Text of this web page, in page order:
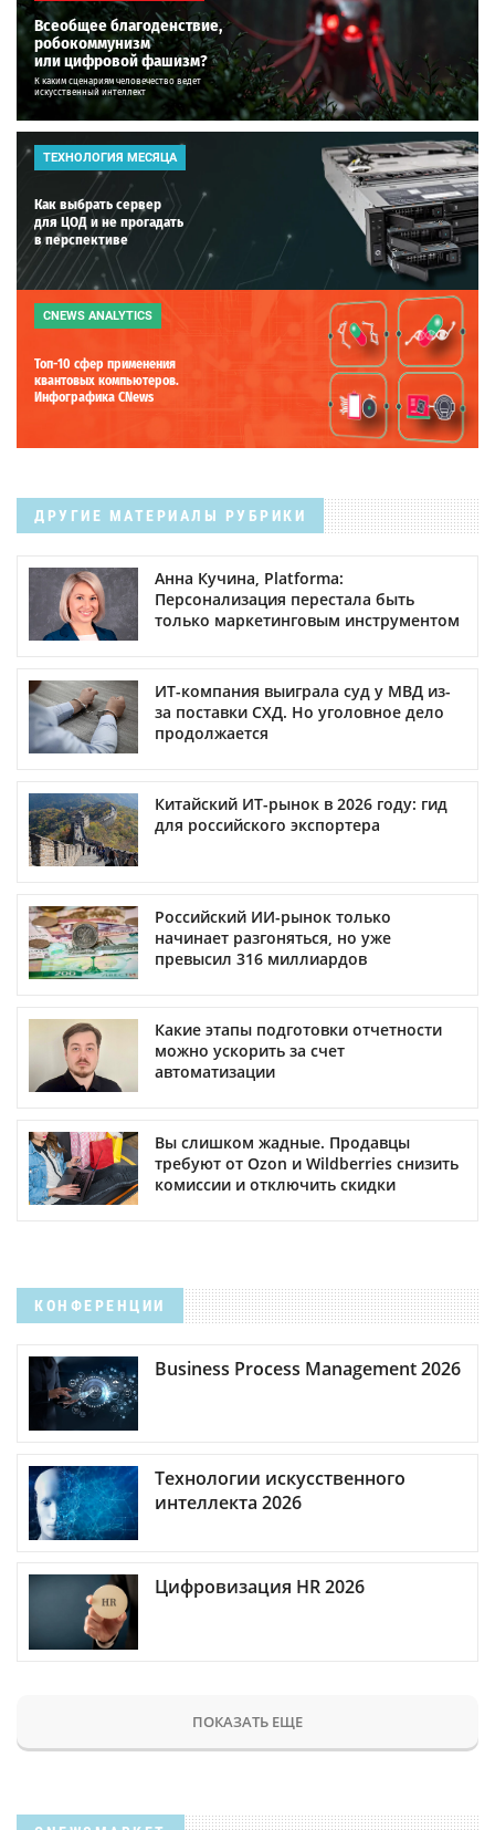
Всеобщее благоденствие,
робокоммунизм
или цифровой фашизм?
К каким сценариям человечество ведет
искусственный интеллект
ТЕХНОЛОГИЯ МЕСЯЦА
Как выбрать сервер
для ЦОД и не прогадать
в перспективе
CNEWS ANALYTICS
Топ-10 сфер применения
квантовых компьютеров.
Инфографика CNews
ДРУГИЕ МАТЕРИАЛЫ РУБРИКИ
Анна Кучина, Platforma:
Персонализация перестала быть
только маркетинговым инструментом
ИТ-компания выиграла суд у МВД из-
за поставки СХД. Но уголовное дело
продолжается
Китайский ИТ-рынок в 2026 году: гид
для российского экспортера
Российский ИИ-рынок только
начинает разгоняться, но уже
превысил 316 миллиардов
Какие этапы подготовки отчетности
можно ускорить за счет
автоматизации
Вы слишком жадные. Продавцы
требуют от Ozon и Wildberries снизить
комиссии и отключить скидки
КОНФЕРЕНЦИИ
Business Process Management 2026
Технологии искусственного
интеллекта 2026
Цифровизация HR 2026
ПОКАЗАТЬ ЕЩЕ